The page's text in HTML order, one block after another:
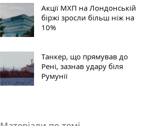
Акції МХП на Лондонській
біржі зросли більш ніж на
10%
Танкер, що прямував до
Рені, зазнав удару біля
Румунії